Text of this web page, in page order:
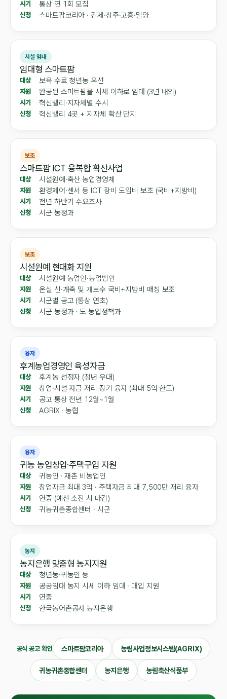
시기 통상 연 1회 모집
신청 스마트팜코리아 · 김제·상주·고흥·밀양
시설 임대
임대형 스마트팜
대상 보육 수료 청년농 우선
지원 완공된 스마트팜을 시세 이하로 임대 (3년 내외)
시기 혁신밸리·지자체별 수시
신청 혁신밸리 4곳 + 지자체 확산 단지
보조
스마트팜 ICT 융복합 확산사업
대상 시설원예·축산 농업경영체
지원 환경제어·센서 등 ICT 장비 도입비 보조 (국비+지방비)
시기 전년 하반기 수요조사
신청 시군 농정과
보조
시설원예 현대화 지원
대상 시설원예 농업인·농업법인
지원 온실 신·개축 및 개보수 국비+지방비 매칭 보조
시기 시군별 공고 (통상 연초)
신청 시군 농정과 · 도 농업정책과
융자
후계농업경영인 육성자금
대상 후계농 선정자 (청년 우대)
지원 창업·시설 자금 저리 장기 융자 (최대 5억 한도)
시기 공고 통상 전년 12월~1월
신청 AGRIX · 농협
융자
귀농 농업창업·주택구입 지원
대상 귀농인 · 재촌 비농업인
지원 창업자금 최대 3억 · 주택자금 최대 7,500만 저리 융자
시기 연중 (예산 소진 시 마감)
신청 귀농귀촌종합센터 · 시군
농지
농지은행 맞춤형 농지지원
대상 청년농·귀농인 등
지원 공공임대 농지 시세 이하 임대 · 매입 지원
시기 연중
신청 한국농어촌공사 농지은행
공식 공고 확인 스마트팜코리아 농림사업정보시스템(AGRIX)
귀농귀촌종합센터 농지은행 농림축산식품부